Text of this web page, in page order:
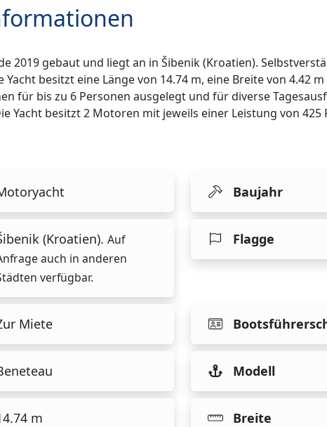
2019 gebaut und liegt an in Šibenik (Kroatien).
besitzt eine Länge von 14.74 m, eine Breite von 4.42
für bis zu 6 Personen ausgelegt und für diverse
Yacht besitzt 2 Motoren mit jeweils einer Leistung von 425
Baujahr
(Kroatien). Auf
auch in anderen
verfügbar.
Flagge
Miete
Modell
m Breite